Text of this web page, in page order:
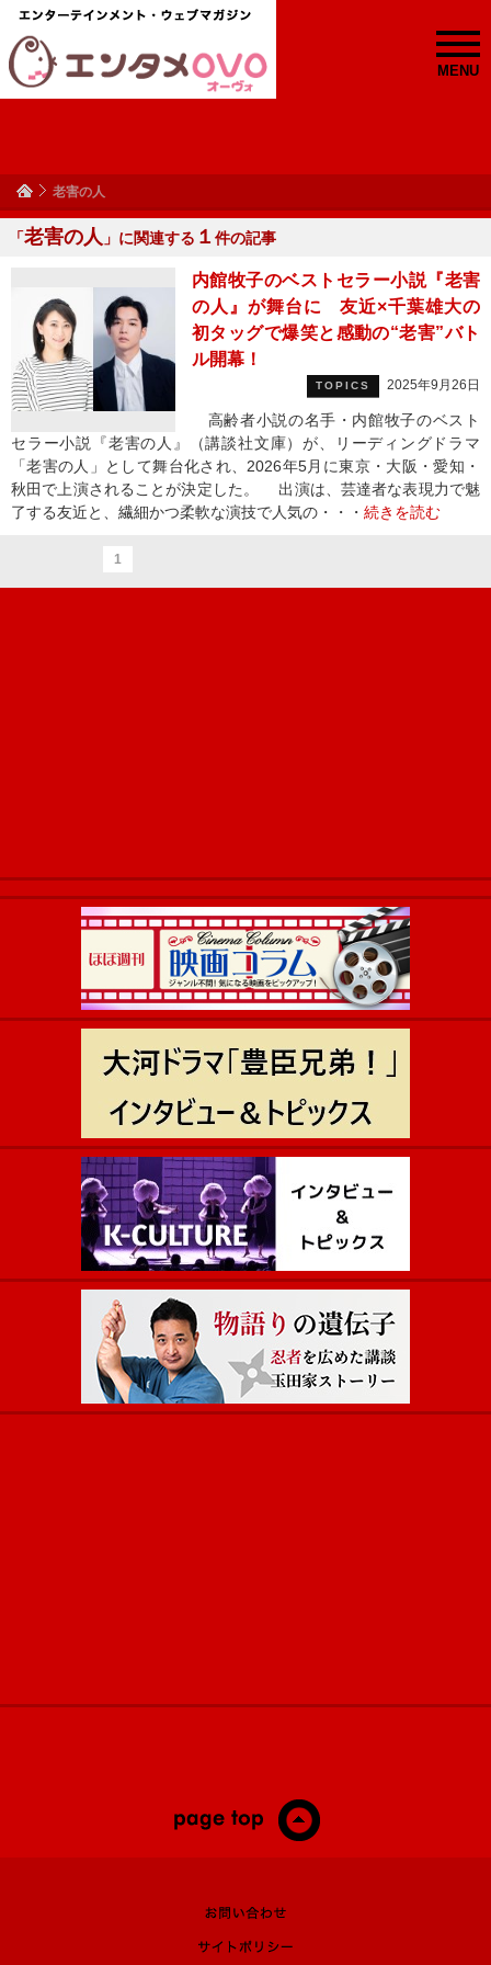
MENU
老害の人
「老害の人 」に関連する １ 件の記事
内館牧子のベストセラー小説『老害
の人』が舞台に 友近×千葉雄大の
初タッグで爆笑と感動の“老害”バト
ル開幕！
TOPICS 2025年9月26日
高齢者小説の名手・内館牧子のベスト
セラー小説『老害の人』（講談社文庫）が、リーディングドラマ
「老害の人」として舞台化され、2026年5月に東京・大阪・愛知・
秋田で上演されることが決定した。 出演は、芸達者な表現力で魅
了する友近と、繊細かつ柔軟な演技で人気の・・・ 続きを読む
1